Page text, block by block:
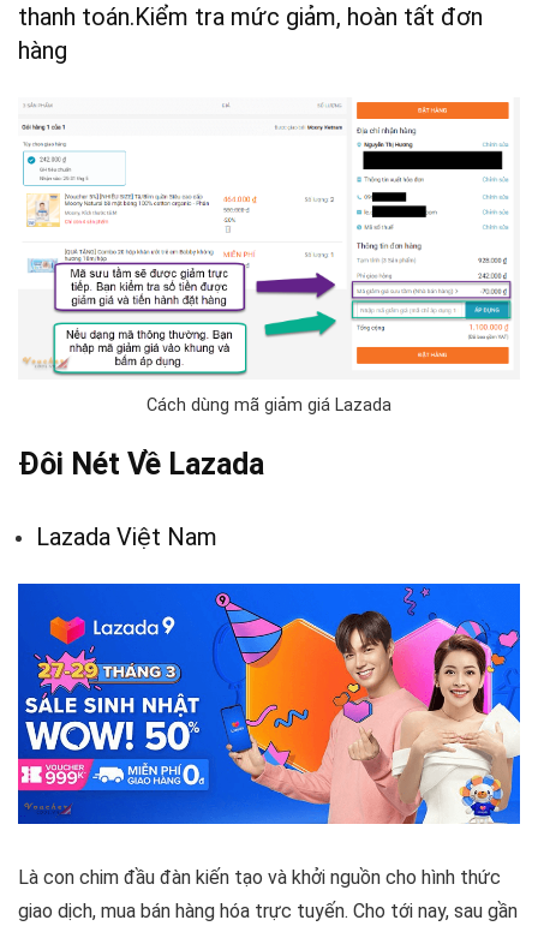
thanh toán.Kiểm tra mức giảm, hoàn tất đơn
hàng
Cách dùng mã giảm giá Lazada
Đôi Nét Về Lazada
Lazada Việt Nam
Là con chim đầu đàn kiến tạo và khởi nguồn cho hình thức
giao dịch, mua bán hàng hóa trực tuyến. Cho tới nay, sau gần